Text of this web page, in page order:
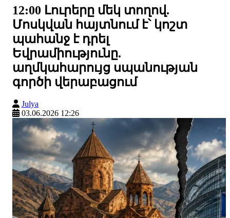
12:00 Լուրերը մեկ տողով.
Մոսկվան հայտնում է՝ կոշտ
պահանջ է դրել
Եվրամիությունը.
աղմկահարույց սպանության
գործի վերաբացում
Julya
03.06.2026 12:26